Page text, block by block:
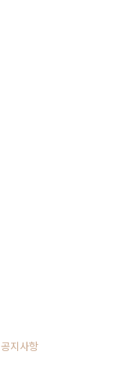
공지사항